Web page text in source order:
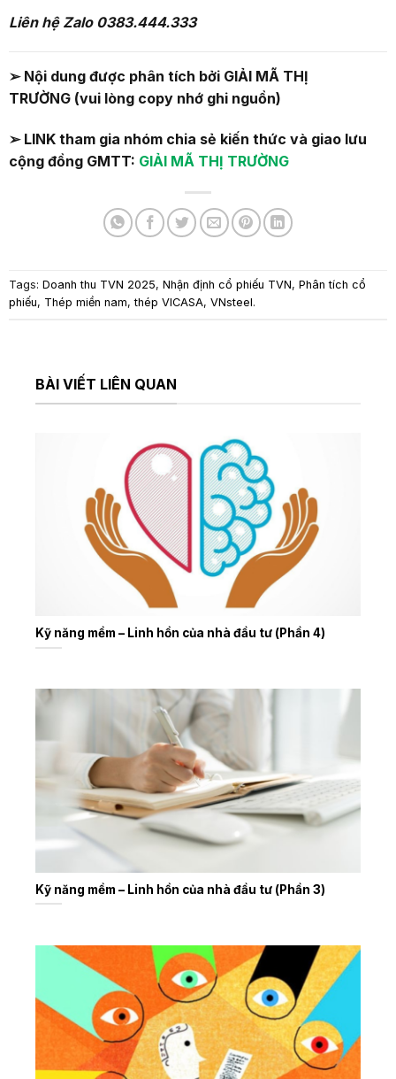
Liên hệ Zalo 0383.444.333
➢ Nội dung được phân tích bởi GIẢI MÃ THỊ
TRƯỜNG(vui lòng copy nhớ ghi nguồn)
➢ LINK tham gia nhóm chia sẻ kiến thức và giao lưu
cộng đồng GMTT: GIẢI MÃ THỊ TRƯỜNG
Tags: Doanh thu TVN 2025, Nhận định cổ phiếu TVN, Phân tích cổ
phiếu, Thép miền nam,thép VICASA, VNsteel.
BÀI VIẾT LIÊN QUAN
Kỹ năng mềm – Linh hồn của nhà đầu tư (Phần 4)
Kỹ năng mềm – Linh hồn của nhà đầu tư (Phần 3)